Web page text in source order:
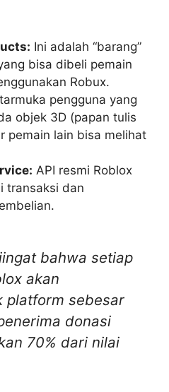
Ini adalah “barang”
bisa dibeli pemain
Robux.
pengguna yang
objek 3D (papan tulis
pemain lain bisa melihat
API resmi Roblox
transaksi dan
bahwa setiap
akan
platform sebesar
donasi
70% dari nilai